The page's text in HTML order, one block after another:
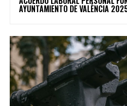
AYUNTAMIENTO DE VALÈNCIA